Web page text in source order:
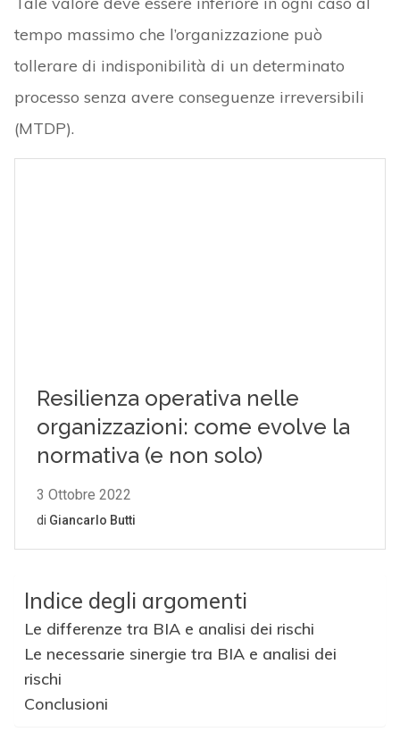
tempo massimo che l’organizzazione può
tollerare di indisponibilità di un determinato
processo senza avere conseguenze irreversibili
(MTDP).
Indice degli argomenti
Le differenze tra BIA e analisi dei rischi
Le necessarie sinergie tra BIA e analisi dei
rischi
Conclusioni